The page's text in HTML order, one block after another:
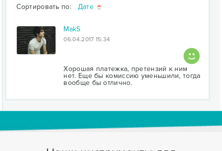
Сортировать по: Дате
MakS
06.04.2017 15:34
Хорошая платежка, претензий к ним
нет. Еще бы комиссию уменьшили, тогда
вообще бы отлично.